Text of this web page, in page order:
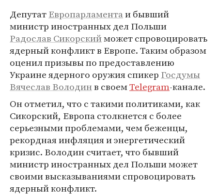
ДепутатЕвропарламентаи бывший
министр иностранных дел Польши
Радослав Сикорскийможет спровоцировать
ядерный конфликт в Европе. Таким образом
оценил призывы по предоставлению
Украине ядерного оружия спикер Госдумы
Вячеслав Володинв своемTelegram-канале.
Он отметил, что с такими политиками, как
Сикорский, Европа столкнется с более
серьезными проблемами, чем беженцы,
рекордная инфляция и энергетический
кризис. Володин считает, что бывший
министр иностранных дел Польши может
своими высказываниями спровоцировать
ядерный конфликт.